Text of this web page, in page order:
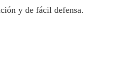
y de fácil defensa.